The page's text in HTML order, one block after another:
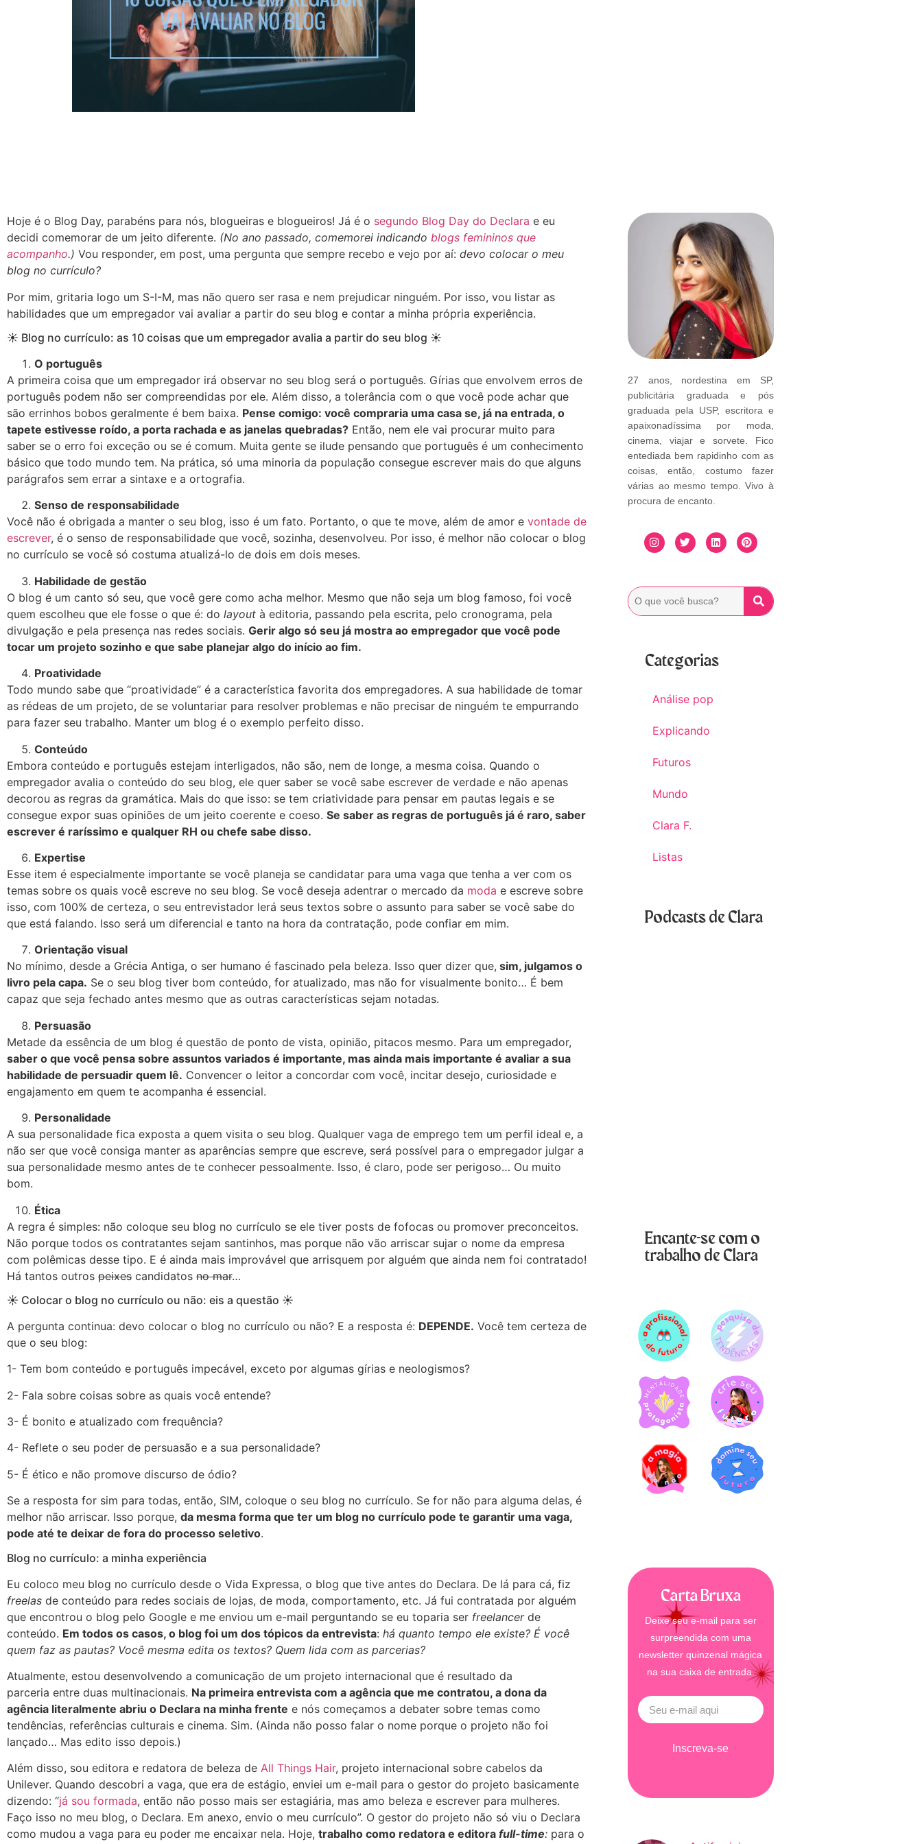
Hoje é o Blog Day, parabéns para nós, blogueiras e blogueiros! Já é o segundo Blog Day do Declara e eu
decidi comemorar de um jeito diferente. (No ano passado, comemorei indicando blogs femininos que
acompanho.) Vou responder, em post, uma pergunta que sempre recebo e vejo por aí: devo colocar o meu
blog no currículo?
Por mim, gritaria logo um S-I-M, mas não quero ser rasa e nem prejudicar ninguém. Por isso, vou listar as
habilidades que um empregador vai avaliar a partir do seu blog e contar a minha própria experiência.
☀ Blog no currículo: as 10 coisas que um empregador avalia a partir do seu blog ☀
O português
A primeira coisa que um empregador irá observar no seu blog será o português. Gírias que envolvem erros de
português podem não ser compreendidas por ele. Além disso, a tolerância com o que você pode achar que
são errinhos bobos geralmente é bem baixa. Pense comigo: você compraria uma casa se, já na entrada, o
tapete estivesse roído, a porta rachada e as janelas quebradas? Então, nem ele vai procurar muito para
saber se o erro foi exceção ou se é comum. Muita gente se ilude pensando que português é um conhecimento
básico que todo mundo tem. Na prática, só uma minoria da população consegue escrever mais do que alguns
parágrafos sem errar a sintaxe e a ortografia.
Senso de responsabilidade
Você não é obrigada a manter o seu blog, isso é um fato. Portanto, o que te move, além de amor e vontade de
escrever, é o senso de responsabilidade que você, sozinha, desenvolveu. Por isso, é melhor não colocar o blog
no currículo se você só costuma atualizá-lo de dois em dois meses.
Habilidade de gestão
O blog é um canto só seu, que você gere como acha melhor. Mesmo que não seja um blog famoso, foi você
quem escolheu que ele fosse o que é: do layout à editoria, passando pela escrita, pelo cronograma, pela
divulgação e pela presença nas redes sociais. Gerir algo só seu já mostra ao empregador que você pode
tocar um projeto sozinho e que sabe planejar algo do início ao fim.
Proatividade
Todo mundo sabe que “proatividade” é a característica favorita dos empregadores. A sua habilidade de tomar
as rédeas de um projeto, de se voluntariar para resolver problemas e não precisar de ninguém te empurrando
para fazer seu trabalho. Manter um blog é o exemplo perfeito disso.
Conteúdo
Embora conteúdo e português estejam interligados, não são, nem de longe, a mesma coisa. Quando o
empregador avalia o conteúdo do seu blog, ele quer saber se você sabe escrever de verdade e não apenas
decorou as regras da gramática. Mais do que isso: se tem criatividade para pensar em pautas legais e se
consegue expor suas opiniões de um jeito coerente e coeso. Se saber as regras de português já é raro, saber
escrever é raríssimo e qualquer RH ou chefe sabe disso.
Expertise
Esse item é especialmente importante se você planeja se candidatar para uma vaga que tenha a ver com os
temas sobre os quais você escreve no seu blog. Se você deseja adentrar o mercado da moda e escreve sobre
isso, com 100% de certeza, o seu entrevistador lerá seus textos sobre o assunto para saber se você sabe do
que está falando. Isso será um diferencial e tanto na hora da contratação, pode confiar em mim.
Orientação visual
No mínimo, desde a Grécia Antiga, o ser humano é fascinado pela beleza. Isso quer dizer que, sim, julgamos o
livro pela capa. Se o seu blog tiver bom conteúdo, for atualizado, mas não for visualmente bonito… É bem
capaz que seja fechado antes mesmo que as outras características sejam notadas.
Persuasão
Metade da essência de um blog é questão de ponto de vista, opinião, pitacos mesmo. Para um empregador,
saber o que você pensa sobre assuntos variados é importante, mas ainda mais importante é avaliar a sua
habilidade de persuadir quem lê. Convencer o leitor a concordar com você, incitar desejo, curiosidade e
engajamento em quem te acompanha é essencial.
Personalidade
A sua personalidade fica exposta a quem visita o seu blog. Qualquer vaga de emprego tem um perfil ideal e, a
não ser que você consiga manter as aparências sempre que escreve, será possível para o empregador julgar a
sua personalidade mesmo antes de te conhecer pessoalmente. Isso, é claro, pode ser perigoso… Ou muito
bom.
Ética
A regra é simples: não coloque seu blog no currículo se ele tiver posts de fofocas ou promover preconceitos.
Não porque todos os contratantes sejam santinhos, mas porque não vão arriscar sujar o nome da empresa
com polêmicas desse tipo. E é ainda mais improvável que arrisquem por alguém que ainda nem foi contratado!
Há tantos outros peixes candidatos no mar…
☀ Colocar o blog no currículo ou não: eis a questão ☀
A pergunta continua: devo colocar o blog no currículo ou não? E a resposta é: DEPENDE. Você tem certeza de
que o seu blog:
1- Tem bom conteúdo e português impecável, exceto por algumas gírias e neologismos?
2- Fala sobre coisas sobre as quais você entende?
3- É bonito e atualizado com frequência?
4- Reflete o seu poder de persuasão e a sua personalidade?
5- É ético e não promove discurso de ódio?
Se a resposta for sim para todas, então, SIM, coloque o seu blog no currículo. Se for não para alguma delas, é
melhor não arriscar. Isso porque, da mesma forma que ter um blog no currículo pode te garantir uma vaga,
pode até te deixar de fora do processo seletivo.
Blog no currículo: a minha experiência
Eu coloco meu blog no currículo desde o Vida Expressa, o blog que tive antes do Declara. De lá para cá, fiz
freelas de conteúdo para redes sociais de lojas, de moda, comportamento, etc. Já fui contratada por alguém
que encontrou o blog pelo Google e me enviou um e-mail perguntando se eu toparia ser freelancerde
conteúdo. Em todos os casos, o blog foi um dos tópicos da entrevista: há quanto tempo ele existe? É você
quem faz as pautas? Você mesma edita os textos? Quem lida com as parcerias?
Atualmente, estou desenvolvendo a comunicação de um projeto internacional que é resultado da
parceria entre duas multinacionais. Na primeira entrevista com a agência que me contratou, a dona da
agência literalmente abriu o Declara na minha frente e nós começamos a debater sobre temas como
tendências, referências culturais e cinema. Sim. (Ainda não posso falar o nome porque o projeto não foi
lançado… Mas edito isso depois.)
Além disso, sou editora e redatora de beleza de All Things Hair, projeto internacional sobre cabelos da
Unilever. Quando descobri a vaga, que era de estágio, enviei um e-mail para o gestor do projeto basicamente
dizendo: “já sou formada, então não posso mais ser estagiária, mas amo beleza e escrever para mulheres.
Faço isso no meu blog, o Declara. Em anexo, envio o meu currículo”. O gestor do projeto não só viu o Declara
como mudou a vaga para eu poder me encaixar nela. Hoje, trabalho como redatora e editora full-time: para o
27 anos, nordestina em SP,
publicitária graduada e pós
graduada pela USP, escritora e
apaixonadíssima por moda,
cinema, viajar e sorvete. Fico
entediada bem rapidinho com as
coisas, então, costumo fazer
várias ao mesmo tempo. Vivo à
procura de encanto.
Categorias
Análise pop
Explicando
Futuros
Mundo
Clara F.
Listas
Podcasts de Clara
Encante-se com o
trabalho de Clara
Carta Bruxa
Deixe seu e-mail para ser
surpreendida com uma
newsletter quinzenal mágica
na sua caixa de entrada.
Inscreva-se